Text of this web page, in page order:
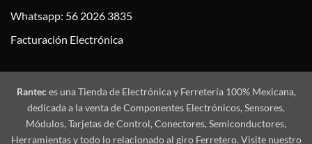
Whatsapp: 56 2026 3835
Facturación Electrónica
Ranteces una Tienda de Electrónica y Ferretería 100% Mexicana,
dedicada a la venta de Componentes Electrónicos, Sensores,
Módulos, Tarjetas de Control, Conectores, Semiconductores,
Herramientas y todo lo relacionado al giro Ferretero. Visite nuestro